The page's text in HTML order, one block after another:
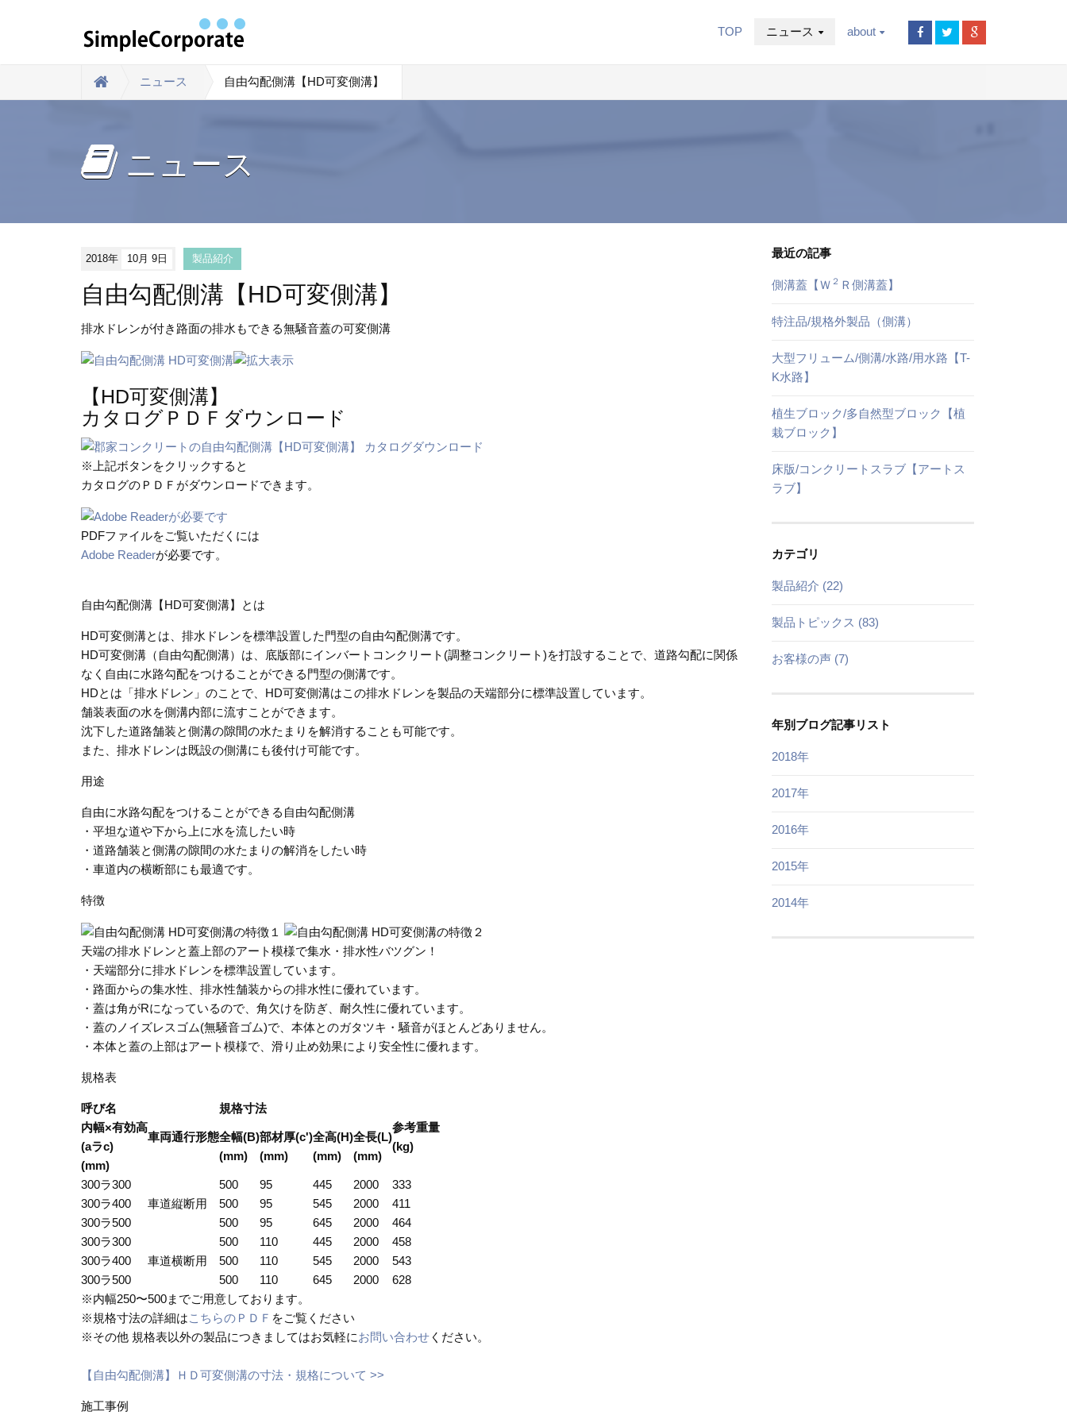
TOP ニュース about
ニュース 自由勾配側溝【HD可変側溝】
ニュース
2018年 10月 9日 製品紹介
自由勾配側溝【HD可変側溝】
排水ドレンが付き路面の排水もできる無騒音蓋の可変側溝
【HD可変側溝】
カタログＰＤＦダウンロード
※上記ボタンをクリックすると
カタログのＰＤＦがダウンロードできます。
PDFファイルをご覧いただくには
Adobe Readerが必要です。
自由勾配側溝【HD可変側溝】とは
HD可変側溝とは、排水ドレンを標準設置した門型の自由勾配側溝です。
HD可変側溝（自由勾配側溝）は、底版部にインバートコンクリート(調整コンクリート)を打設することで、道路勾配に関係
なく自由に水路勾配をつけることができる門型の側溝です。
HDとは「排水ドレン」のことで、HD可変側溝はこの排水ドレンを製品の天端部分に標準設置しています。
舗装表面の水を側溝内部に流すことができます。
沈下した道路舗装と側溝の隙間の水たまりを解消することも可能です。
また、排水ドレンは既設の側溝にも後付け可能です。
用途
自由に水路勾配をつけることができる自由勾配側溝
・平坦な道や下から上に水を流したい時
・道路舗装と側溝の隙間の水たまりの解消をしたい時
・車道内の横断部にも最適です。
特徴
天端の排水ドレンと蓋上部のアート模様で集水・排水性バツグン！
・天端部分に排水ドレンを標準設置しています。
・路面からの集水性、排水性舗装からの排水性に優れています。
・蓋は角がRになっているので、角欠けを防ぎ、耐久性に優れています。
・蓋のノイズレスゴム(無騒音ゴム)で、本体とのガタツキ・騒音がほとんどありません。
・本体と蓋の上部はアート模様で、滑り止め効果により安全性に優れます。
規格表
呼び名
車両通行形態
規格寸法
参考重量
(kg)
内幅×有効高
(aラc)
(mm)
全幅(B)
(mm)
部材厚(c')
(mm)
全高(H)
(mm)
全長(L)
(mm)
300ラ300
車道縦断用
500 95 445 2000
333
300ラ400
500 95 545 2000
411
300ラ500
500 95 645 2000
464
300ラ300
車道横断用
500 110 445 2000
458
300ラ400
500 110 545 2000
543
300ラ500
500 110 645 2000
628
※内幅250〜500までご用意しております。
※規格寸法の詳細はこちらのＰＤＦ をご覧ください
※その他 規格表以外の製品につきましてはお気軽にお問い合わせ ください。
【自由勾配側溝】ＨＤ可変側溝の寸法・規格について >>
施工事例
最近の記事
側溝蓋【Ｗ ２ Ｒ側溝蓋】
特注品/規格外製品（側溝）
大型フリューム/側溝/水路/用水路【T-
K水路】
植生ブロック/多自然型ブロック【植
栽ブロック】
床版/コンクリートスラブ【アートス
ラブ】
カテゴリ
製品紹介 (22)
製品トピックス (83)
お客様の声 (7)
年別ブログ記事リスト
2018年
2017年
2016年
2015年
2014年